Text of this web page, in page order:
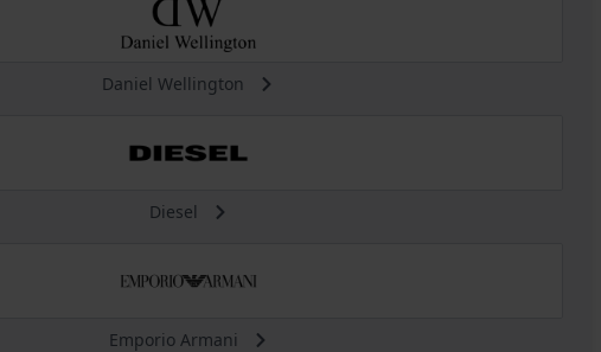
Daniel Wellington
Diesel
Emporio Armani